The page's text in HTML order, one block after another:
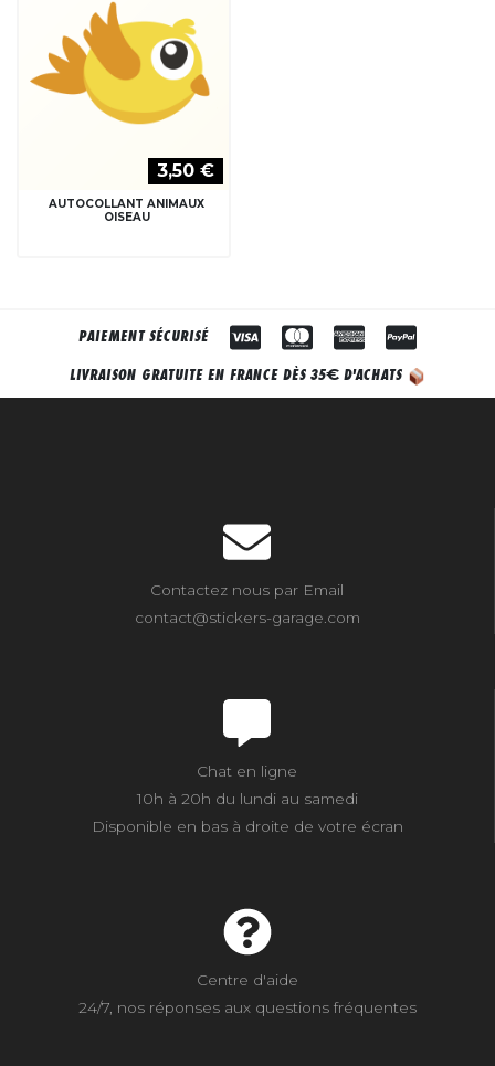
3,50 €
AUTOCOLLANT ANIMAUX
OISEAU
PAIEMENT SÉCURISÉ
LIVRAISON GRATUITE EN FRANCE DÈS 35€ D'ACHATS
Contactez nous par Email
contact@stickers-garage.com
Chat en ligne
10h à 20h du lundi au samedi
Disponible en bas à droite de votre écran
Centre d'aide
24/7, nos réponses aux questions fréquentes